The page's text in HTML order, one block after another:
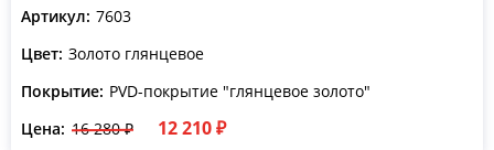
Артикул: 7603
Цвет: Золото глянцевое
Покрытие: PVD-покрытие "глянцевое золото"
Цена: 16 280 ₽ 12 210 ₽